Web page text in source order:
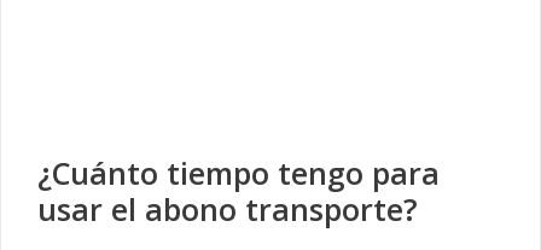
¿Cuánto tiempo tengo para
usar el abono transporte?